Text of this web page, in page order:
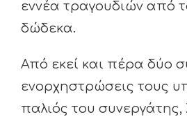
εννέα τραγουδιών από
δώδεκα.
Από εκεί και πέρα δύο
ενορχηστρώσεις τους
παλιός του